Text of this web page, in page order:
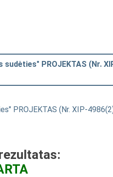
PROJEKTAS (Nr.
PROJEKTAS (Nr. XIP-